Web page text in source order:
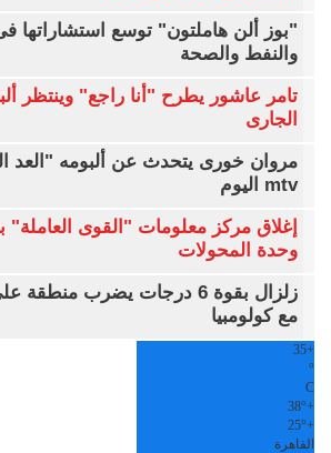
"بوز ألن هاملتون" توسع استشاراتها
والنفط والصحة
تامر عاشور يطرح "أنا راجع" وينتظر
الجارى
مروان خورى يتحدث عن ألبومه "العد
mtv اليوم
إغلاق مركز معلومات "القوى
وحدة المحولات
زلزال بقوة 6 درجات يضرب
مع كولومبيا
+
35
°
C
+
38°
+
25°
القاهرة